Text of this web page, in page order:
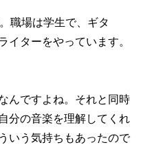
職場は学生で、ギタ
イターをやっています。
んですよね。それと同時
分の音楽を理解してくれ
いう気持ちもあったので